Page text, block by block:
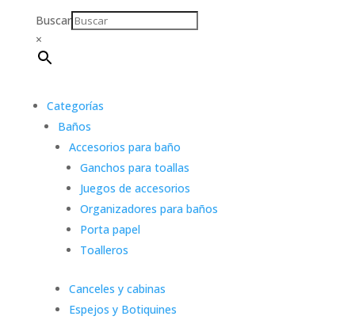
Buscar
×
Categorías
Baños
Accesorios para baño
Ganchos para toallas
Juegos de accesorios
Organizadores para baños
Porta papel
Toalleros
Canceles y cabinas
Espejos y Botiquines